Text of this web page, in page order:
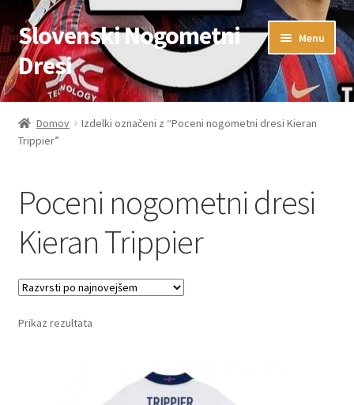
Skip
to
navigation
Skip
to
content
Slovenski Nogometni
Dresi
Menu
Domov
Blog
Domov
Izdelki označeni z “Poceni nogometni dresi Kieran
Trippier”
Poceni nogometni dresi
Kieran Trippier
Prikaz rezultata